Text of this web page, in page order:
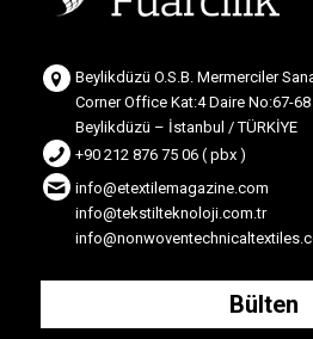
Beylikdüzü O.S.B. Mermerciler
Corner Office Kat:4 Daire No:67-
Beylikdüzü – İstanbul / TÜRKİYE
+90 212 876 75 06 ( pbx )
info@etextilemagazine.com
info@tekstilteknoloji.com.tr
Bülten